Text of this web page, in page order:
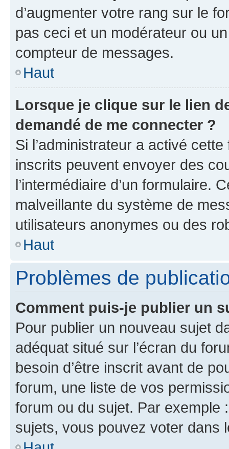
d’augmenter votre rang sur le
pas ceci et un modérateur ou
compteur de messages.
Haut
Lorsque je clique sur le lien
demandé de me connecter ?
Si l’administrateur a activé
inscrits peuvent envoyer des
l’intermédiaire d’un formulaire.
malveillante du système de
utilisateurs anonymes ou des
Haut
Problèmes de
Comment puis-je publier un
Pour publier un nouveau sujet
adéquat situé sur l’écran du
besoin d’être inscrit avant de
forum, une liste de vos
forum ou du sujet. Par exemple
sujets, vous pouvez voter dans